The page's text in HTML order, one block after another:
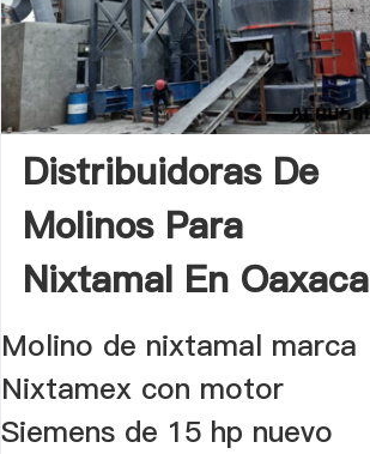
Distribuidoras De
Molinos Para
Nixtamal En Oaxaca
Molino de nixtamal marca
Nixtamex con motor
Siemens de 15 hp nuevo